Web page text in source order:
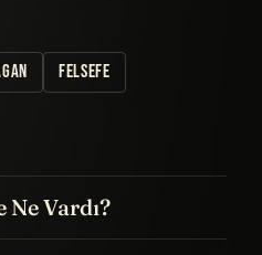
FELSEFE
Vardı?